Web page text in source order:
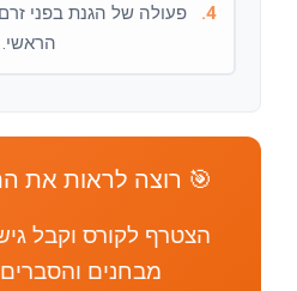
4.
פעולה של הגנת בפני
הראשי.
🎯 רוצה לראות את
הצטרף לקורס וקבל
מבחנים